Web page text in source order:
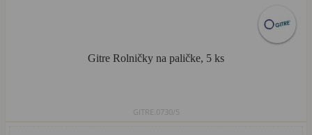
Gitre Rolničky na paličke, 5 ks
GITRE.0730/5